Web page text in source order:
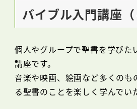
バイブル入門講座（
個人やグループで聖書を学びた
講座です。
音楽や映画、絵画など多くのも
る聖書のことを楽しく学んでい